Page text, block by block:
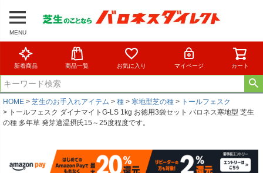
MENU
新着商品 商品一覧 お気に入り マイページ カート
HOME 芝生のお手入れアイテム 種 寒地型芝の種
トールフェスク
トールフェスク ダイナマイトG-LS 1kg お徳用3袋セット バロネス寒地型 芝生
の種 多年草 発芽適温摂氏15～25度程度です。